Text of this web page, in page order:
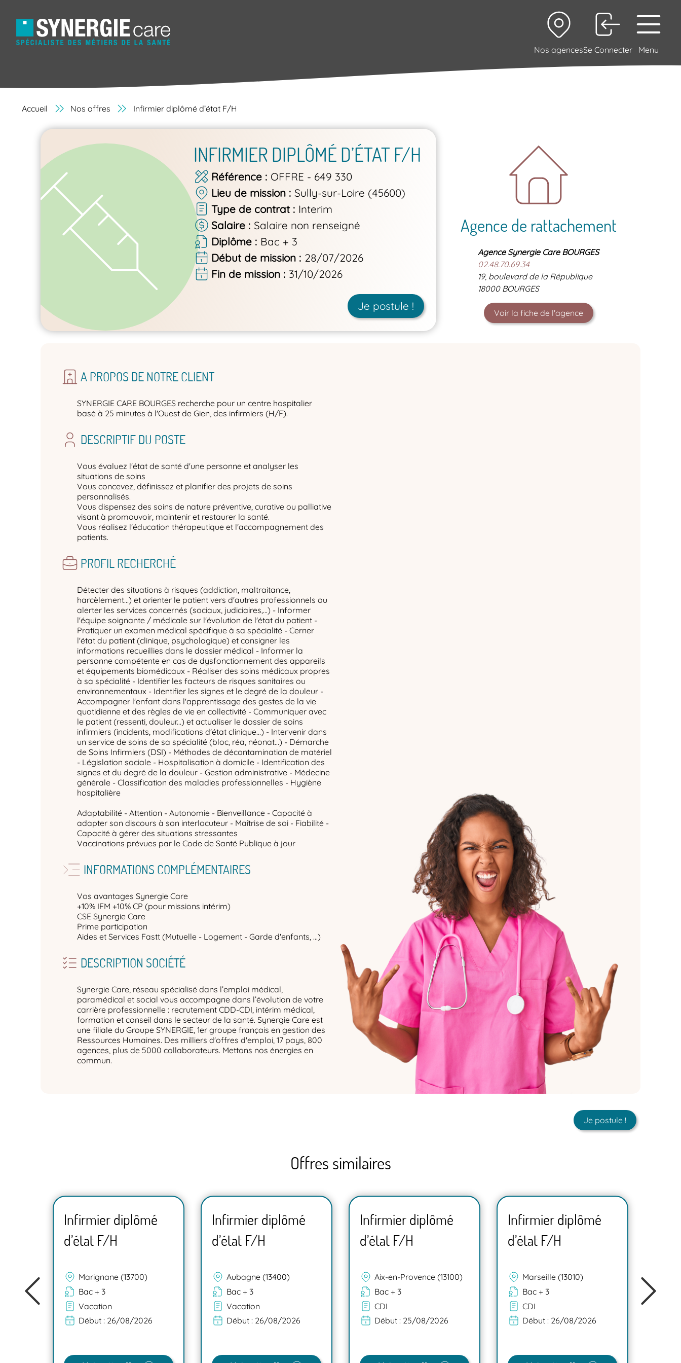
Nos agencesSe Connecter Menu
Accueil Nos offres Infirmier diplômé d’état F/H
INFIRMIER DIPLÔMÉ D’ÉTAT F/H
Référence
OFFRE - 649 330
Lieu de mission
Sully-sur-Loire (45600)
Type de contrat
Interim
Salaire
Salaire non renseigné
Diplôme
Bac + 3
Début de mission
28/07/2026
Fin de mission
31/10/2026
Je postule !
Agence de rattachement
Agence Synergie Care BOURGES
02.48.70.69.34
19, boulevard de la République
18000 BOURGES
Voir la fiche de l'agence
A PROPOS DE NOTRE CLIENT
SYNERGIE CARE BOURGES recherche pour un centre hospitalier
basé à 25 minutes à l'Ouest de Gien, des infirmiers (H/F).
DESCRIPTIF DU POSTE
Vous évaluez l'état de santé d'une personne et analyser les
situations de soins
Vous concevez, définissez et planifier des projets de soins
personnalisés.
Vous dispensez des soins de nature préventive, curative ou palliative
visant à promouvoir, maintenir et restaurer la santé.
Vous réalisez l'éducation thérapeutique et l'accompagnement des
patients.
PROFIL RECHERCHÉ
Détecter des situations à risques (addiction, maltraitance,
harcèlement…) et orienter le patient vers d'autres professionnels ou
alerter les services concernés (sociaux, judiciaires,...) - Informer
l'équipe soignante / médicale sur l'évolution de l'état du patient -
Pratiquer un examen médical spécifique à sa spécialité - Cerner
l'état du patient (clinique, psychologique) et consigner les
informations recueillies dans le dossier médical - Informer la
personne compétente en cas de dysfonctionnement des appareils
et équipements biomédicaux - Réaliser des soins médicaux propres
à sa spécialité - Identifier les facteurs de risques sanitaires ou
environnementaux - Identifier les signes et le degré de la douleur -
Accompagner l'enfant dans l'apprentissage des gestes de la vie
quotidienne et des règles de vie en collectivité - Communiquer avec
le patient (ressenti, douleur...) et actualiser le dossier de soins
infirmiers (incidents, modifications d'état clinique...) - Intervenir dans
un service de soins de sa spécialité (bloc, réa, néonat…) - Démarche
de Soins Infirmiers (DSI) - Méthodes de décontamination de matériel
- Législation sociale - Hospitalisation à domicile - Identification des
signes et du degré de la douleur - Gestion administrative - Médecine
générale - Classification des maladies professionnelles - Hygiène
hospitalière
Adaptabilité - Attention - Autonomie - Bienveillance - Capacité à
adapter son discours à son interlocuteur - Maîtrise de soi - Fiabilité -
Capacité à gérer des situations stressantes
Vaccinations prévues par le Code de Santé Publique à jour
INFORMATIONS COMPLÉMENTAIRES
Vos avantages Synergie Care
+10% IFM +10% CP (pour missions intérim)
CSE Synergie Care
Prime participation
Aides et Services Fastt (Mutuelle - Logement - Garde d'enfants, ...)
DESCRIPTION SOCIÉTÉ
Synergie Care, réseau spécialisé dans l’emploi médical,
paramédical et social vous accompagne dans l’évolution de votre
carrière professionnelle : recrutement CDD-CDI, intérim médical,
formation et conseil dans le secteur de la santé. Synergie Care est
une filiale du Groupe SYNERGIE, 1er groupe français en gestion des
Ressources Humaines. Des milliers d'offres d'emploi, 17 pays, 800
agences, plus de 5000 collaborateurs. Mettons nos énergies en
commun.
Je postule !
Offres similaires
Infirmier diplômé
d’état F/H
Marignane (13700)
Bac + 3
Vacation
Début : 26/08/2026
Infirmier diplômé
d’état F/H
Aubagne (13400)
Bac + 3
Vacation
Début : 26/08/2026
Infirmier diplômé
d’état F/H
Aix-en-Provence (13100)
Bac + 3
CDI
Début : 25/08/2026
Infirmier diplômé
d’état F/H
Marseille (13010)
Bac + 3
CDI
Début : 26/08/2026